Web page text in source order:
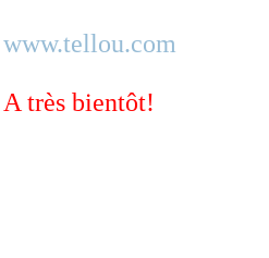
www.tellou.com
A très bientôt!